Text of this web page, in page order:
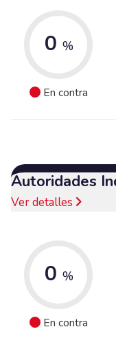
0 %
En contra
Autoridades
Ver detalles
0 %
En contra